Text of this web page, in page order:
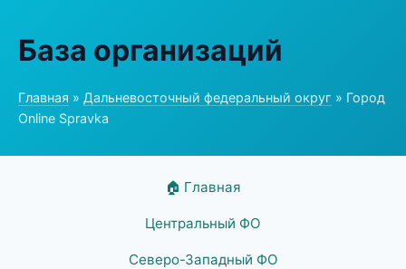
База организаций
Главная » Дальневосточный федеральный округ » Город
Online Spravka
🏠 Главная
Центральный ФО
Северо-Западный ФО